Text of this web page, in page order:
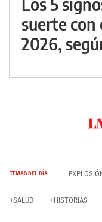
suerte con
2026,
TEMAS DEL DÍA
+SALUD +HISTORIAS